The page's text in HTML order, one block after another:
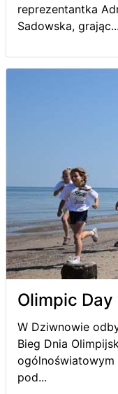
reprezentantka
Sadowska, grając...
Olimpic
W Dziwnowie
Bieg Dnia
ogólnoświatowym
pod...